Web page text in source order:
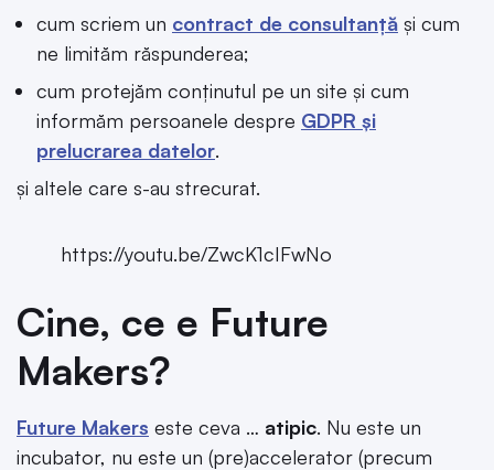
cum scriem un contract de consultanță și cum
ne limităm răspunderea;
cum protejăm conținutul pe un site și cum
informăm persoanele despre GDPR și
prelucrarea datelor.
și altele care s-au strecurat.
https://youtu.be/ZwcK1cIFwNo
Cine, ce e Future
Makers?
Future Makers este ceva … atipic. Nu este un
incubator, nu este un (pre)accelerator (precum